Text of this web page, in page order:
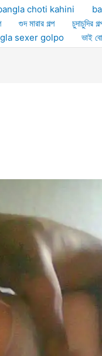
choti kahini
গুদ মারার গল্প চুদাচুদির
sexer golpo
ভাই